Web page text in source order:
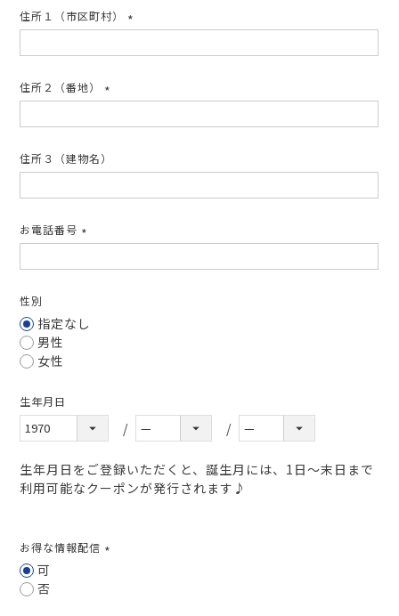
住所１（市区町村）
須)
住所２（番地）
須)
住所３（建物名）
お電話番号
須)
性別
指定なし
男性
女性
生年月日
生年月日をご登録いただくと、誕生月には、1日～末日まで
利用可能なクーポンが発行されます♪
お得な情報配信
可
否